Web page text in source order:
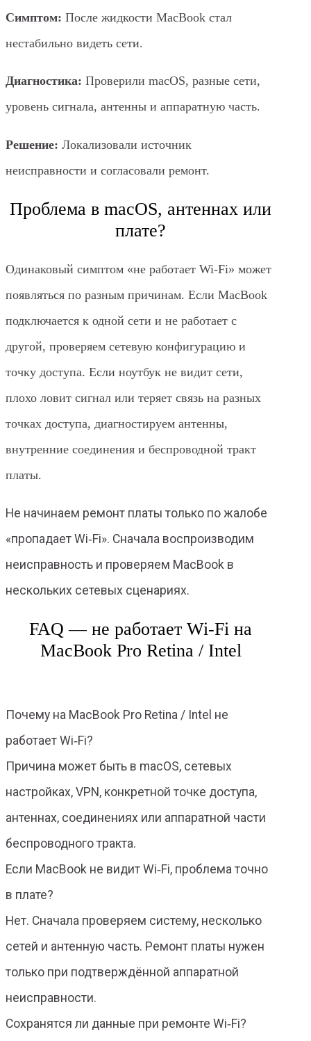
Симптом: После жидкости MacBook стал
нестабильно видеть сети.
Диагностика: Проверили macOS, разные сети,
уровень сигнала, антенны и аппаратную часть.
Решение: Локализовали источник
неисправности и согласовали ремонт.
Проблема в macOS, антеннах или
плате?
Одинаковый симптом «не работает Wi‑Fi» может
появляться по разным причинам. Если MacBook
подключается к одной сети и не работает с
другой, проверяем сетевую конфигурацию и
точку доступа. Если ноутбук не видит сети,
плохо ловит сигнал или теряет связь на разных
точках доступа, диагностируем антенны,
внутренние соединения и беспроводной тракт
платы.
Не начинаем ремонт платы только по жалобе
«пропадает Wi‑Fi». Сначала воспроизводим
неисправность и проверяем MacBook в
нескольких сетевых сценариях.
FAQ — не работает Wi‑Fi на
MacBook Pro Retina / Intel
Почему на MacBook Pro Retina / Intel не
работает Wi‑Fi?
Причина может быть в macOS, сетевых
настройках, VPN, конкретной точке доступа,
антеннах, соединениях или аппаратной части
беспроводного тракта.
Если MacBook не видит Wi‑Fi, проблема точно
в плате?
Нет. Сначала проверяем систему, несколько
сетей и антенную часть. Ремонт платы нужен
только при подтверждённой аппаратной
неисправности.
Сохранятся ли данные при ремонте Wi‑Fi?